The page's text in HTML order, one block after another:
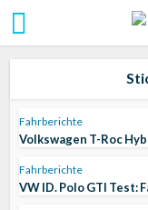
Fahrberichte
Volkswagen T-Roc
Fahrberichte
VW ID. Polo GTI Test: